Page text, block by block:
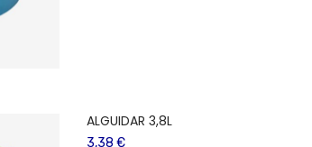
ALGUIDAR 3,8L
3,38 €